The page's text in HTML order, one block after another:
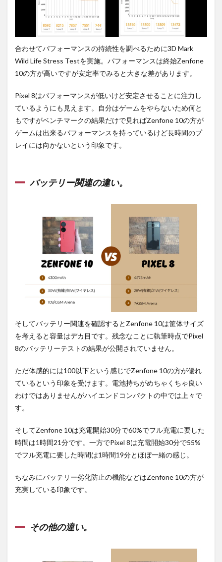
合わせてパフォーマンスの持続性を調べるために3D Mark
Wild Life Stress Testを実施。パフォーマンスは終始Zenfone
10の方が高いですが安定率でみると大きな差があります。
Pixel 8はパフォーマンスが低いけど安定させることに注力し
ているようにも見えます。自分はゲームをやらないため何と
もですがベンチマークの結果だけで見ればZenfone 10の方が
ゲームは出来るパフォーマンスを持っているけど長時間のプ
レイには向かないという印象です。
バッテリー関連の違い。
そしてバッテリー関連を確認するとZenfone 10は筐体サイズ
を考えると容量はデカ目です。残念なことに執筆時点でPixel
8のバッテリーテストの結果が公開されていません。
ただ体感的には100以下という感じでZenfone 10の方が優れ
ているという印象を受けます。電池持ちがめちゃくちゃ良い
わけではありませんがハイエンドコンパクトの中では上々で
す。
そしてZenfone 10は充電開始30分で60%でフル充電に要した
時間は1時間21分です。一方でPixel 8は充電開始30分で55%
でフル充電に要した時間は1時間19分とほぼ一緒の感じ。
ちなみにバッテリー劣化防止の機能などはZenfone 10の方が
充実している印象です。
その他の違い。